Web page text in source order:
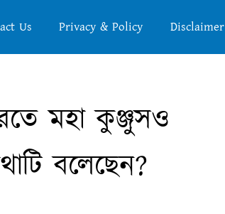
Us Privacy & Policy Disclaimer
মহা কুঞ্জুসও
বলেছেন?